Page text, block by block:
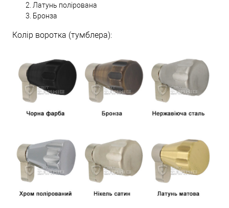
Латунь полірована
Бронза
Колір воротка (тумблера):